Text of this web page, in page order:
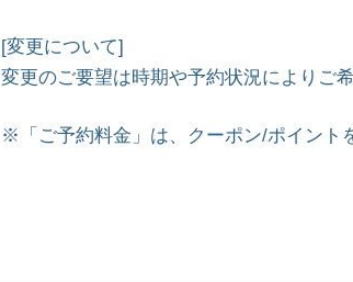
[変更について]
変更のご要望は時期や予約状況によりご
※「ご予約料金」は、クーポン/ポイント